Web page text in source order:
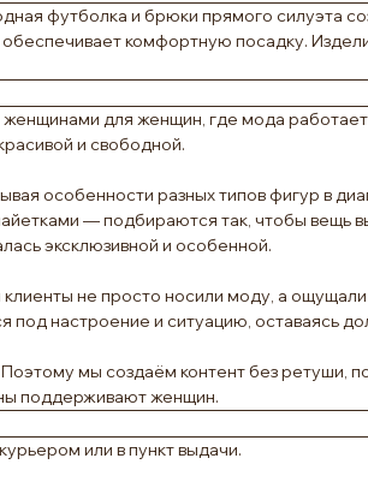
футболка и брюки прямого силуэта
комфортную посадку.
для женщин, где мода
и свободной.
особенности разных типов фигур в
— подбираются так, чтобы вещь
эксклюзивной и особенной.
не просто носили моду, а ощущали
настроение и ситуацию, оставаясь
мы создаём контент без
поддерживают женщин.
или в пункт выдачи.